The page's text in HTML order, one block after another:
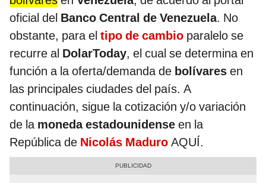
oficial del Banco Central de Venezuela. No
obstante, para el tipo de cambio paralelo se
recurre al DolarToday, el cual se determina en
función a la oferta/demanda de bolívares en
las principales ciudades del país. A
continuación, sigue la cotización y/o variación
de la moneda estadounidense en la
República de Nicolás Maduro AQUÍ.